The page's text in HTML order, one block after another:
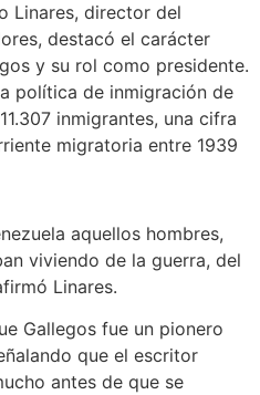
Linares, director del
destacó el carácter
y su rol como presidente.
política de inmigración de
inmigrantes, una cifra
migratoria entre 1939
aquellos hombres,
viviendo de la guerra, del
Linares.
Gallegos fue un pionero
que el escritor
antes de que se